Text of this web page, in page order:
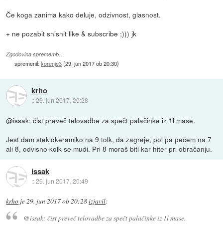
Če koga zanima kako deluje, odzivnost, glasnost.
+ ne pozabit snisnit like & subscribe ;))) jk
Zgodovina sprememb…
spremenil:korenje3(29. jun 2017 ob 20:30)
krho
::29. jun 2017, 20:28
@issak: čist preveč telovadbe za spečt palačinke iz 1l mase.
Jest dam steklokeramiko na 9 tolk, da zagreje, pol pa pečem na 7
ali 8, odvisno kolk se mudi. Pri 8 moraš biti kar hiter pri obračanju.
issak
::29. jun 2017, 20:49
krho je29. jun 2017 ob 20:28izjavil:
@issak: čist preveč telovadbe za spečt palačinke iz 1l mase.